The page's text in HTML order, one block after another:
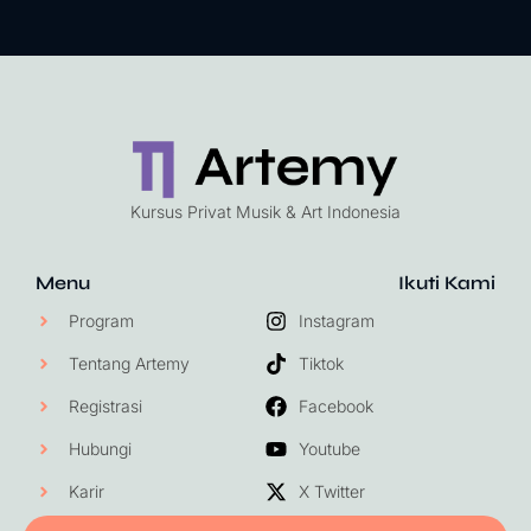
Kursus Privat Musik & Art Indonesia
Menu
Program
Tentang Artemy
Registrasi
Hubungi
Karir
Ikuti Kami
Instagram
Tiktok
Facebook
Youtube
X Twitter